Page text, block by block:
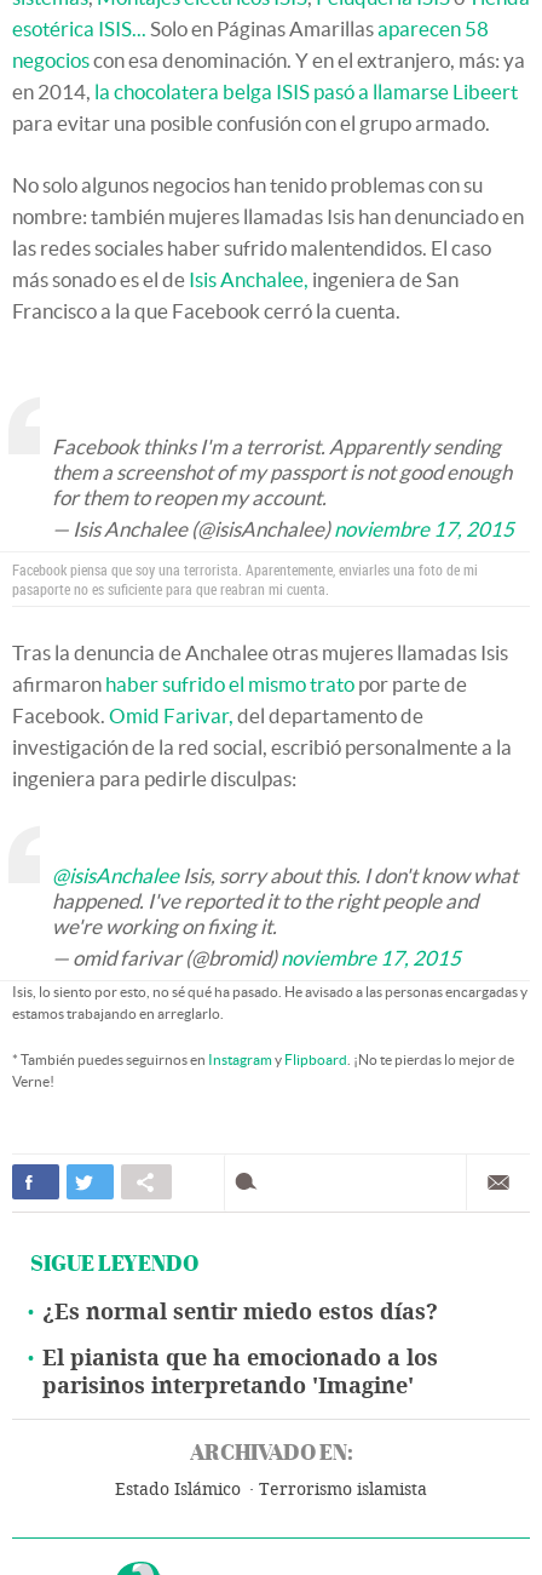
esotérica ISIS... Solo en Páginas Amarillasaparecen 58
negocioscon esa denominación. Y en el extranjero, más: ya
en 2014, la chocolatera belga ISIS pasó a llamarse Libeert
para evitar una posible confusión con el grupo armado.
No solo algunos negocios han tenido problemas con su
nombre: también mujeres llamadas Isis han denunciado en
las redes sociales haber sufrido malentendidos. El caso
más sonado es el de Isis Anchalee, ingeniera de San
Francisco a la que Facebook cerró la cuenta.
Facebook thinks I'm a terrorist. Apparently sending
them a screenshot of my passport is not good enough
for them to reopen my account.
— Isis Anchalee (@isisAnchalee)noviembre 17, 2015
Facebook piensa que soy una terrorista. Aparentemente, enviarles una foto de mi
pasaporte no es suficiente para que reabran mi cuenta.
Tras la denuncia de Anchalee otras mujeres llamadas Isis
afirmaron haber sufrido el mismo trato por parte de
Facebook. Omid Farivar, del departamento de
investigación de la red social, escribió personalmente a la
ingeniera para pedirle disculpas:
@isisAnchaleeIsis, sorry about this. I don't know what
happened. I've reported it to the right people and
we're working on fixing it.
— omid farivar (@bromid)noviembre 17, 2015
Isis, lo siento por esto, no sé qué ha pasado. He avisado a las personas encargadas y
estamos trabajando en arreglarlo.
* También puedes seguirnos en Instagramy Flipboard . ¡No te pierdas lo mejor de
Verne!
SIGUE LEYENDO
¿Es normal sentir miedo estos días?
El pianista que ha emocionado a los
parisinos interpretando 'Imagine'
ARCHIVADO EN:
Estado Islámico Terrorismo islamista